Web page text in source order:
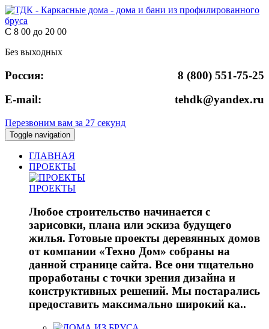
С 8 00 до 20 00
Без выходных
Россия:
8 (800) 551-75-25
E-mail:
tehdk@yandex.ru
Перезвоним вам за 27 секунд
Toggle navigation
ГЛАВНАЯ
ПРОЕКТЫ
ПРОЕКТЫ
Любое строительство начинается с
зарисовки, плана или эскиза будущего
жилья. Готовые проекты деревянных домов
от компании «Техно Дом» собраны на
данной странице сайта. Все они тщательно
проработаны с точки зрения дизайна и
конструктивных решений. Мы постарались
предоставить максимально широкий ка..